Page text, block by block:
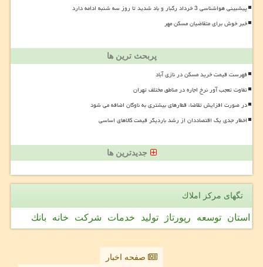
پیشبینی هواشناسی 3 خرداد رگبار و باد شدید تا روز سه شنبه ادامه دارد
خبر خوش برای متقاضیان مسکن مهر
پربحث ترین ها
فهرست قیمت خرید مسکن در نازی آباد
تفاوت تعجب آور نرخ اجاره در مناطق مختلف تهران
در صورت افزایش تقاضا، قطارهای بیشتری به ناوگان اضافه می شود
اخطار جدی یک اقتصاددان از رشد باردیگر قیمت کالاهای اساسی
جدیدترین ها
تگهای مركز املاك
استان توسعه رپورتاژ تولید خدمات شركت خانه بانك
صفحه اخبار